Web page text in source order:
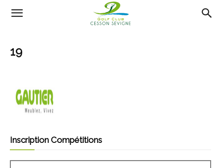
Golf
Cesson
Sevigné
19
Inscription Compétitions